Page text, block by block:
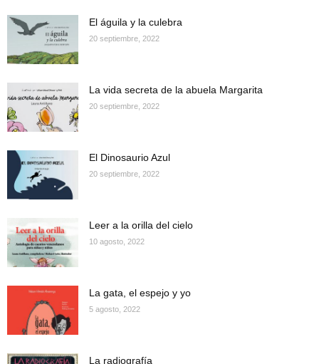
El águila y la culebra
20 septiembre, 2022
La vida secreta de la abuela Margarita
20 septiembre, 2022
El Dinosaurio Azul
20 septiembre, 2022
Leer a la orilla del cielo
10 agosto, 2022
La gata, el espejo y yo
5 agosto, 2022
La radiografía